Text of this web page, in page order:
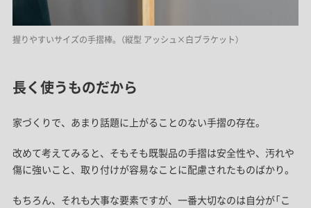
握りやすいサイズの手摺棒。（縦型 アッシュ×白ブラケット）
長く使うものだから
家づくりで、あまり話題に上がることのない手摺の存在。
改めて考えてみると、そもそも既製品の手摺は安全性や、汚れや
傷に強いこと、取り付けが容易なことに配慮されたものばかり。
もちろん、それも大事な要素ですが、一番大切なのは自分が「こ